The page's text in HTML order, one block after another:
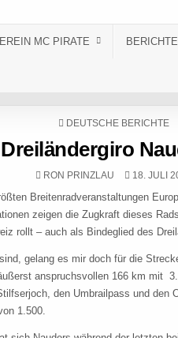
MC PIRATE BERICHTE
POSTED IN
DEUTSCHE BERICHTE
AUTHOR:
RON PRINZLAU 18. JULI
Breitenradveranstaltungen
zeigen die Zugkraft dieses
rollt – auch als Bindeglied des
gelang es mir doch für die
anspruchsvollen 166 km mit
den Umbrailpass und den
1.500.